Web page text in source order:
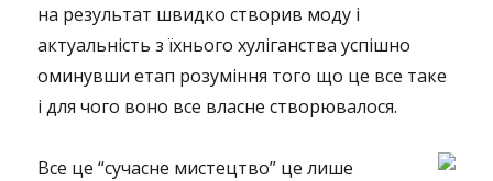
на результат швидко створив моду і
актуальність з їхнього хуліганства успішно
оминувши етап розуміння того що це все таке
і для чого воно все власне створювалося.
Все це “сучасне мистецтво” це лише